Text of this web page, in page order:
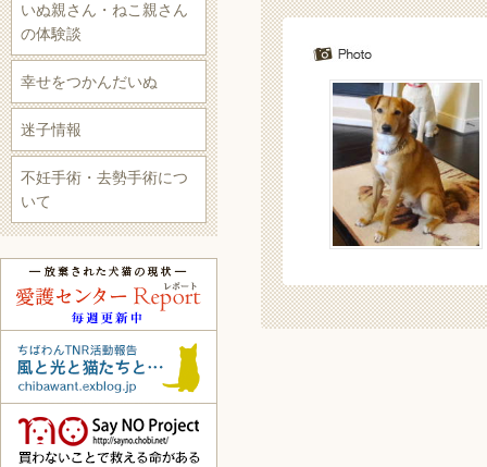
いぬ親さん・ねこ親さん
の体験談
幸せをつかんだいぬ
迷子情報
不妊手術・去勢手術につ
いて